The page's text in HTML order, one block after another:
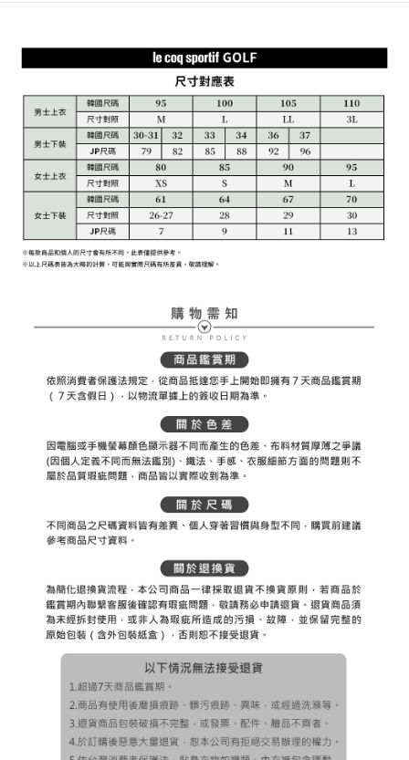
用戶於交易時，得透過本服務購買商品或服務，並由商店將買賣／分期付款
買賣價金債權讓與本公司後，依約使用本公司帳單繳交帳款。
2.基於同意付款使用「大哥付你分期」之契約關係目的，商店將以您的個人
資料（包含姓名、電話或地址）提供予台灣大哥大進項蒐集、處理及利用，
由本公司與您本人進行分期帳單所需資料之確認、核對及更正。
3.完整用戶服務條款，請詳閱以下連結：https://oppay.tw/userRule
購買商品的店家。未經商家同意取消之訂單仍視為有效，需透過AFTEE先享
後付繳納相關費用。
※ 交易是否成功請以「AFTEE先享後付 」之結帳頁面顯示為準，若有關於
是否繳費成功／繳費後需取消欲退款等相關疑問，請聯繫「AFTEE先享後付
客戶支援中心」https://netprotections.freshdesk.com/support/home
１．透過由恩沛科技股份有限公司提供之「AFTEE先享後付」服務完成之交
易，需依本服務之必要範圍內提供個人資料，並將交易相關給付款項請求債
權轉讓予恩沛科技股份有限公司。
２．關於個人資料處理事宜，請瀏覽以下網址：
https://aftee.tw/terms/#terms3
３．未成年的使用者請事先徵得法定代理人或監護人之同意方可使用
「AFTEE先享後付」，若未經同意申辦者引起之損失，本公司不負相關責
時審查核予不同之上限額度；若仍有額度不足之情形，本公司將視審查結果
５．嚴禁一人註冊多個帳號或使用他人資訊註冊。若發現惡意使用之情形，
恩沛科技股份有限公司將有權停止該用戶之使用額度並採取法律行動。
免運費
7-11取貨付款
免運費
付款後7-11取貨
宅配